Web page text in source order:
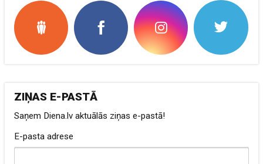
ZIŅAS E-PASTĀ
Saņem Diena.lv aktuālās ziņas e-pastā!
E-pasta adrese